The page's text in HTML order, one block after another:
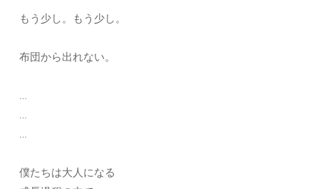
もう少し。もう少し。
布団から出れない。
…
…
…
僕たちは大人になる